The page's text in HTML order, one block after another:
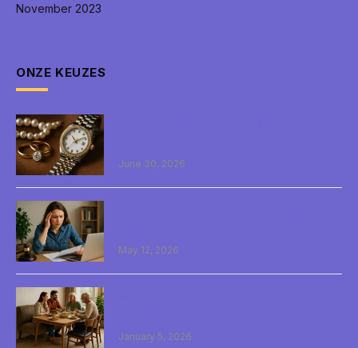
November 2023
ONZE KEUZES
June 30, 2026
May 12, 2026
January 5, 2026